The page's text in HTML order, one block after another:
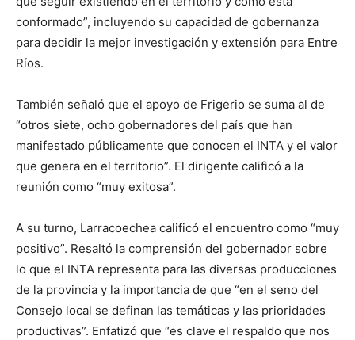
conformado”, incluyendo su capacidad de gobernanza
para decidir la mejor investigación y extensión para Entre
Ríos.
También señaló que el apoyo de Frigerio se suma al de
“otros siete, ocho gobernadores del país que han
manifestado públicamente que conocen el INTA y el valor
que genera en el territorio”. El dirigente calificó a la
reunión como “muy exitosa”.
A su turno, Larracoechea calificó el encuentro como “muy
positivo”. Resaltó la comprensión del gobernador sobre
lo que el INTA representa para las diversas producciones
de la provincia y la importancia de que “en el seno del
Consejo local se definan las temáticas y las prioridades
productivas”. Enfatizó que “es clave el respaldo que nos